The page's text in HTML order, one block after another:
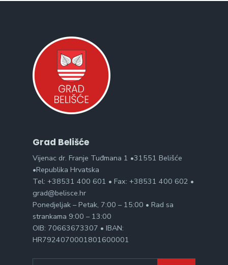
Grad Belišće
Vijenac dr. Franje Tuđmana 1 •31551 Belišće
•Republika Hrvatska
Tel: +38531 400 601 • Fax: +38531 400 602 •
grad@belisce.hr
Ponedjeljak – Petak, 7:00 – 15:00 • Rad sa
strankama 9:00 – 13:00
OIB: 70663673307 • IBAN:
HR7924070001801600001